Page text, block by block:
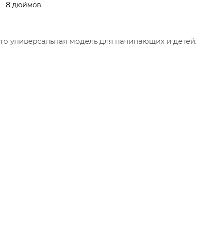
8 дюймов
универсальная модель для начинающих и детей.